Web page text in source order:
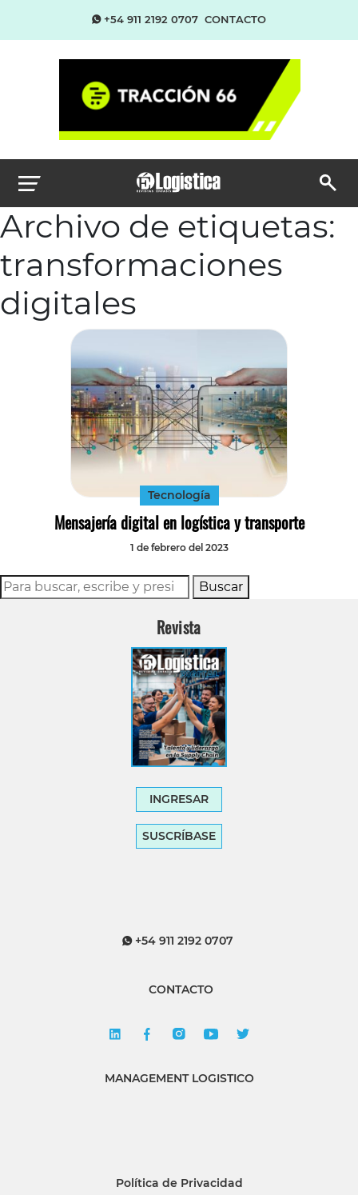
+54 911 2192 0707 CONTACTO
Archivo de etiquetas:
transformaciones
digitales
Tecnología
Mensajería digital en logística y transporte
1 de febrero del 2023
Buscar
Revista
INGRESAR
SUSCRÍBASE
+54 911 2192 0707
CONTACTO
MANAGEMENT LOGISTICO
Política de Privacidad